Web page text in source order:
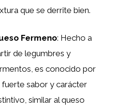
que se derrite bien.
Fermeno: Hecho a
de legumbres y
es conocido por
fuerte sabor y carácter
similar al queso